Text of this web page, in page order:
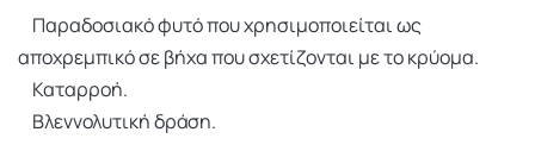
Παραδοσιακό φυτό που χρησιμοποιείται ως
αποχρεμπικό σε βήχα που σχετίζονται με το κρύομα.
Καταρροή.
Βλεννολυτική δράση.